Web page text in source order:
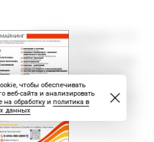
чтобы обеспечивать
веб-сайта и анализировать
на обработкуи политика в
данных